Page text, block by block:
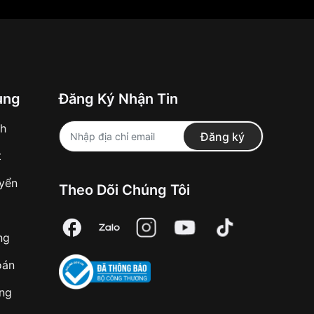
Đăng Ký Nhận Tin
Đăng ký
Theo Dõi Chúng Tôi